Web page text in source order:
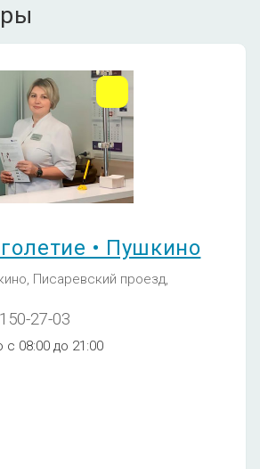
•
г. Пушкино,
проезд, д.5
(495) 150-27-03
с 08:00 до 21:00
IgG4 (Молоко
молоко козье, молоко
творог, сметана,
• Пушкино
Писаревский проезд,
27-03
с 08:00 до 21:00